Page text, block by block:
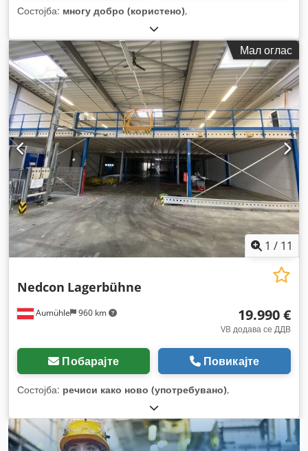
Состојба: многу добро (користено),
Мал оглас
1 / 11
Aumühle 960 km
Nedcon Lagerbühne
19.990 €
VB додава се ДДВ
Побарајте Повикајте
Состојба: речиси како ново (употребувано),